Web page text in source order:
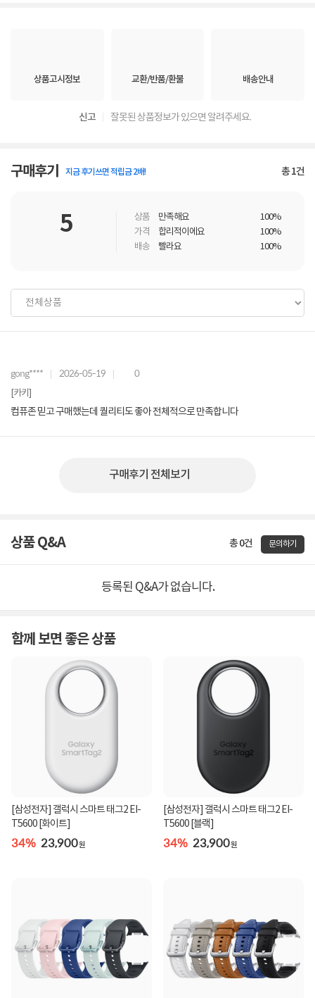
상품고시정보 교환/반품/환불 배송안내
신고 잘못된 상품정보가 있으면 알려주세요.
구매후기 지금 후기쓰면 적립금 2배! 총1건
5 상품 만족해요
100%
가격
합리적이에요
100%
배송
빨라요 100%
gong**** 2026-05-19 0
[카키]
컴퓨존 믿고 구매했는데 퀄리티도 좋아 전체적으로 만족합니다
구매후기 전체보기
상품 Q&A 총 0건 문의하기
등록된 Q&A가 없습니다.
함께 보면 좋은 상품
[삼성전자] 갤럭시 스마트 태그2 EI-
T5600 [화이트]
34% 23,900원
[삼성전자] 갤럭시 스마트 태그2 EI-
T5600 [블랙]
34% 23,900원